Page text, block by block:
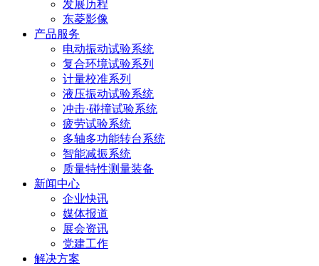
发展历程
东菱影像
产品服务
电动振动试验系统
复合环境试验系列
计量校准系列
液压振动试验系统
冲击·碰撞试验系统
疲劳试验系统
多轴多功能转台系统
智能减振系统
质量特性测量装备
新闻中心
企业快讯
媒体报道
展会资讯
党建工作
解决方案